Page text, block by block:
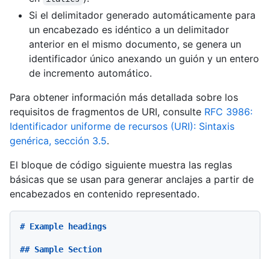
Si el delimitador generado automáticamente para
un encabezado es idéntico a un delimitador
anterior en el mismo documento, se genera un
identificador único anexando un guión y un entero
de incremento automático.
Para obtener información más detallada sobre los
requisitos de fragmentos de URI, consulte RFC 3986:
Identificador uniforme de recursos (URI): Sintaxis
genérica, sección 3.5.
El bloque de código siguiente muestra las reglas
básicas que se usan para generar anclajes a partir de
encabezados en contenido representado.
# Example headings
## Sample Section